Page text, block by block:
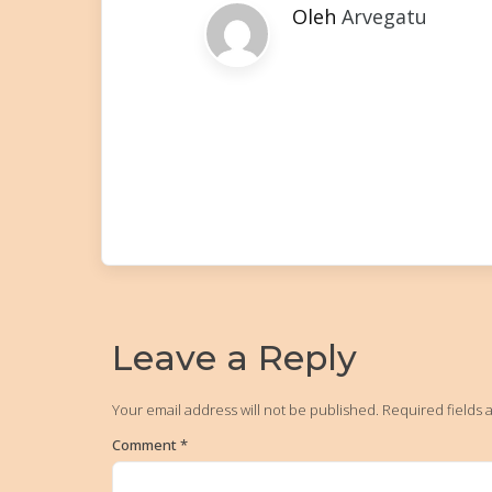
Oleh Arvegatu
Leave a Reply
Your email address will not be published. Required fields
Comment*